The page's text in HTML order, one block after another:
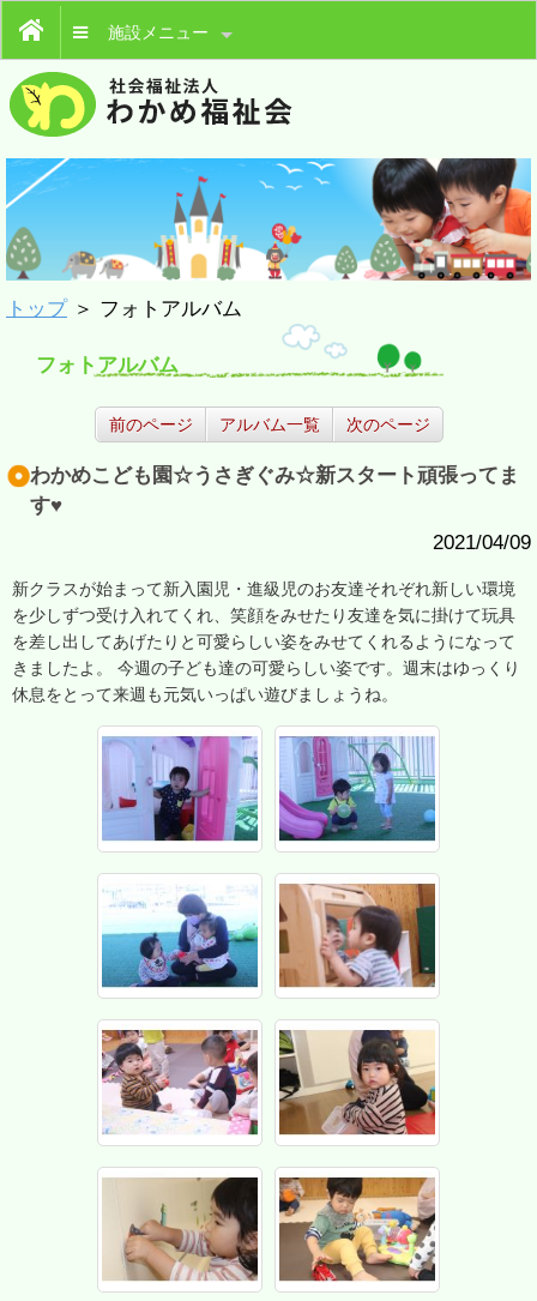
施設メニュー
トップ＞ フォトアルバム
フォトアルバム
前のページ アルバム一覧 次のページ
わかめこども園☆うさぎぐみ☆新スタート頑張ってま
す♥
2021/04/09
新クラスが始まって新入園児・進級児のお友達それぞれ新しい環境
を少しずつ受け入れてくれ、笑顔をみせたり友達を気に掛けて玩具
を差し出してあげたりと可愛らしい姿をみせてくれるようになって
きましたよ。 今週の子ども達の可愛らしい姿です。週末はゆっくり
休息をとって来週も元気いっぱい遊びましょうね。